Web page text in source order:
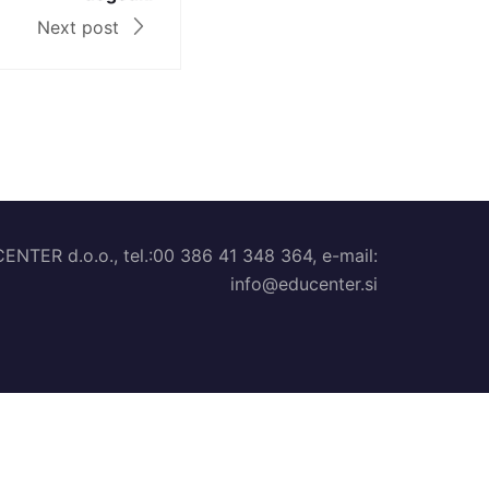
Next post
d.o.o., tel.:00 386 41 348 364, e-mail:
info@educenter.si